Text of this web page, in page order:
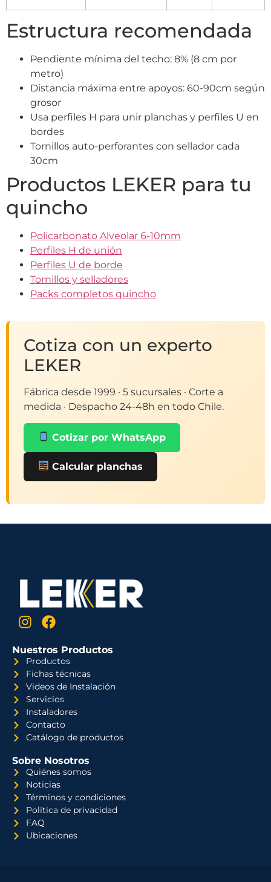
Estructura recomendada
Pendiente mínima del techo: 8% (8 cm por
metro)
Distancia máxima entre apoyos: 60-90cm según
grosor
Usa perfiles H para unir planchas y perfiles U en
bordes
Tornillos auto-perforantes con sellador cada
30cm
Productos LEKER para tu
quincho
Policarbonato Alveolar 6-10mm
Perfiles H de unión
Perfiles U de borde
Tornillos y selladores
Packs completos quincho
Cotiza con un experto
LEKER
Fábrica desde 1999 · 5 sucursales · Corte a
medida · Despacho 24-48h en todo Chile.
Cotizar por WhatsApp
Calcular planchas
Nuestros Productos
Productos
Fichas técnicas
Videos de Instalación
Servicios
Instaladores
Contacto
Catálogo de productos
Sobre Nosotros
Quiénes somos
Noticias
Términos y condiciones
Política de privacidad
FAQ
Ubicaciones